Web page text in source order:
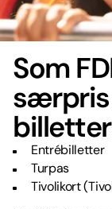
Som
særpris
Entrébilletter
Turpas
Tivolikort